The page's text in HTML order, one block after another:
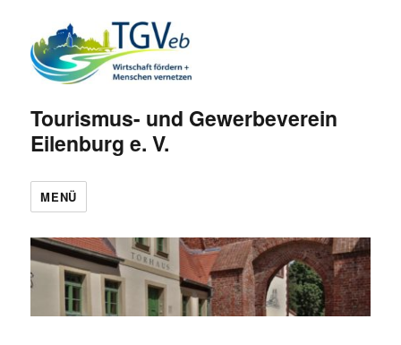
Tourismus- und Gewerbeverein
Eilenburg e. V.
MENÜ